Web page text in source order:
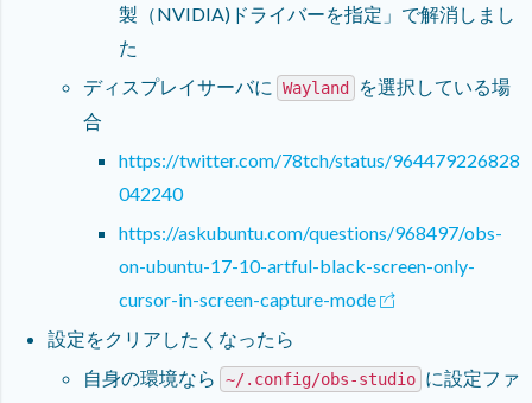
製（NVIDIA)ドライバーを指定」で解消しまし
た
ディスプレイサーバに
Wayland
を選択している場
合
https://twitter.com/78tch/status/964479226828
042240
https://askubuntu.com/questions/968497/obs-
on-ubuntu-17-10-artful-black-screen-only-
cursor-in-screen-capture-mode
設定をクリアしたくなったら
自身の環境なら
~/.config/obs-studio に設定ファ